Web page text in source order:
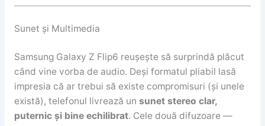
Sunet și Multimedia
Samsung Galaxy Z Flip6 reușește să surprindă plăcut
când vine vorba de audio. Deși formatul pliabil lasă
impresia că ar trebui să existe compromisuri (și unele
există), telefonul livrează un sunet stereo clar,
puternic și bine echilibrat. Cele două difuzoare —